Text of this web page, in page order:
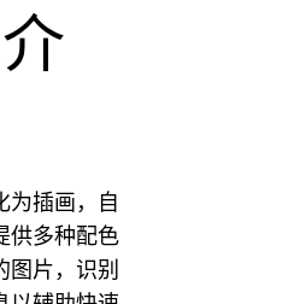
为插画，自
供多种配色
片，识别